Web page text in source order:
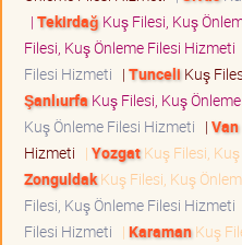
| Tekirdağ Kuş Filesi, Kuş
Filesi, Kuş Önleme Filesi Hizmeti
Filesi Hizmeti | Tunceli Kuş
Şanlıurfa Kuş Filesi, Kuş
Kuş Önleme Filesi Hizmeti | Van
Hizmeti | YozgatKuş Filesi,
ZonguldakKuş Filesi, Kuş
Filesi, Kuş Önleme Filesi Hizmeti
Filesi Hizmeti | KaramanKuş